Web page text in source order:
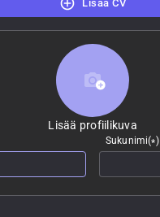
Lisää CV
Lisää profiilikuva
Lisää profiilikuva
Sukunimi(*)